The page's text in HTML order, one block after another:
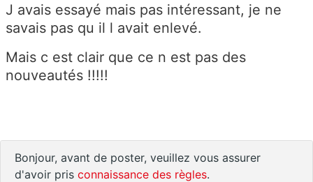
J avais essayé mais pas intéressant, je ne
savais pas qu il l avait enlevé.
Mais c est clair que ce n est pas des
nouveautés !!!!!
Bonjour, avant de poster, veuillez vous assurer
d'avoir pris connaissance des règles.